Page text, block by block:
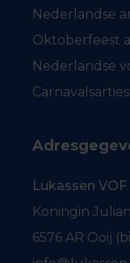
Nederlandse
Oktoberfeest
Nederlandse
Lukassen VOF
Koningin
6576 AR Ooij